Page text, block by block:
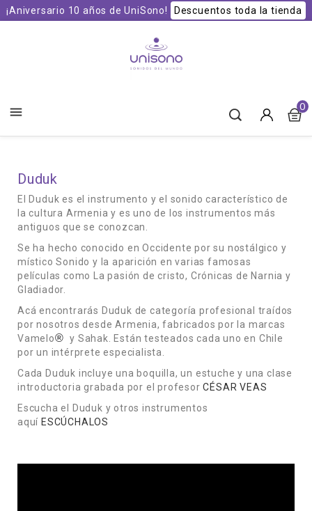
¡Aniversario 10 años de UniSono! Descuentos toda la tienda
 0
Duduk
El Duduk es el instrumento y el sonido característico de
la cultura Armenia y es uno de los instrumentos más
antiguos que se conozcan.
Se ha hecho conocido en Occidente por su nostálgico y
místico Sonido y la aparición en varias famosas
películas como La pasión de cristo, Crónicas de Narnia y
Gladiador.
Acá encontrarás Duduk de categoría profesional traídos
por nosotros desde Armenia, fabricados por la marcas
Vamelo® y Sahak. Están testeados cada uno en Chile
por un intérprete especialista.
Cada Duduk incluye una boquilla, un estuche y una clase
introductoria grabada por el profesorCÉSAR VEAS
Escucha el Duduk y otros instrumentos
aquí ESCÚCHALOS